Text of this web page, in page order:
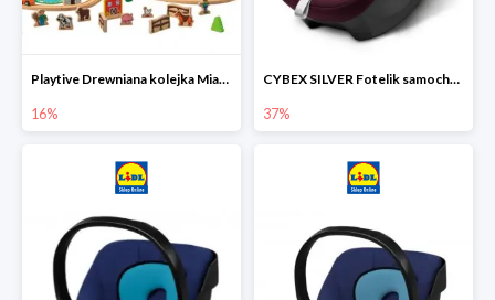
Playtive Drewniana kolejka Miasto lub Farma
16%
CYBEX SILVER Fotelik samochodowy
37%